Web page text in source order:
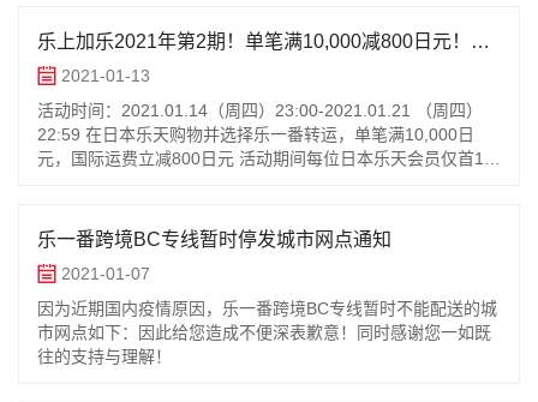
乐上加乐2021年第2期！单笔满10,000减800日元！每
账号最多15次！
2021-01-13
活动时间：2021.01.14（周四）23:00-2021.01.21 （周四）
22:59 在日本乐天购物并选择乐一番转运，单笔满10,000日
元，国际运费立减800日元 活动期间每位日本乐天会员仅首15
乐一番跨境BC专线暂时停发城市网点通知
2021-01-07
因为近期国内疫情原因，乐一番跨境BC专线暂时不能配送的城
市网点如下：因此给您造成不便深表歉意！同时感谢您一如既
往的支持与理解！